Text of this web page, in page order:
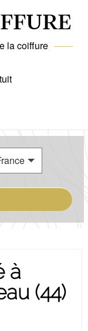
la coiffure
à
(44)